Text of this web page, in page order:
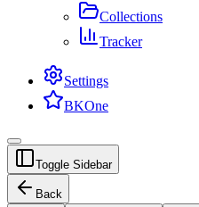
Collections
Tracker
Settings
BKOne
Toggle Sidebar
Back